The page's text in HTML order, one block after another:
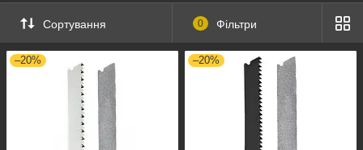
Сортування 0 Фільтри
–20% –20%